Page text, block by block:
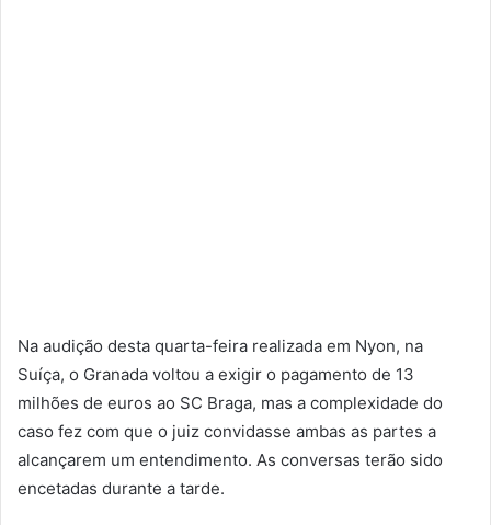
Na audição desta quarta-feira realizada em Nyon, na
Suíça, o Granada voltou a exigir o pagamento de 13
milhões de euros ao SC Braga, mas a complexidade do
caso fez com que o juiz convidasse ambas as partes a
alcançarem um entendimento. As conversas terão sido
encetadas durante a tarde.